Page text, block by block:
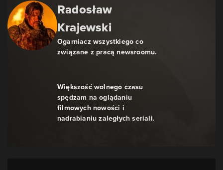
Radosław
Krajewski
Ogarniacz wszystkiego co
związane z pracą newsroomu.
Większość wolnego czasu
spędzam na oglądaniu
filmowych nowości i
nadrabianiu zaległych seriali.